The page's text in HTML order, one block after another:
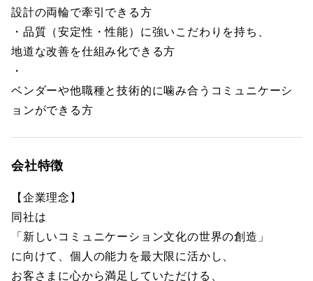
設計の両輪で牽引できる方
・品質（安定性・性能）に強いこだわりを持ち、
地道な改善を仕組み化できる方
・
ベンダーや他職種と技術的に噛み合うコミュニケーシ
ョンができる方
会社特徴
【企業理念】
同社は
「新しいコミュニケーション文化の世界の創造」
に向けて、個人の能力を最大限に活かし、
お客さまに心から満足していただける、